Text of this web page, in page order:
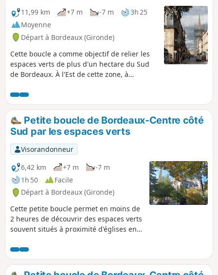
11,99 km
+7 m -7 m
3h 25
Moyenne
Départ à Bordeaux (Gironde)
Cette boucle a comme objectif de relier les
espaces verts de plus d'un hectare du Sud
de Bordeaux. À l'Est de cette zone, à
majorité de quartiers populaires souvent en
rénovation avec des espaces verts ouverts
en permanence. À l'Ouest de la boucle se
trouvent des quartiers plus favorisés avec
des espaces verts bien entretenus et fermés
la nuit.Il est possible de raccourcir la boucle
au niveau de la Rue Pelleport, presque au
milieu de la boucle.Randonnée faisable en
vélo en faisant attention aux piétons et aux
voitures.
Petite boucle de Bordeaux-Centre côté
Sud par les espaces verts
Visorandonneur
6,42 km
+7 m
-7 m
1h 50
Facile
Départ à Bordeaux (Gironde)
Cette petite boucle permet en moins de
2 heures de découvrir des espaces verts
souvent situés à proximité d'églises en
routière. Il s'agit d'un secteur assez
privilégié avec de nombreux petits
squares bien entretenus. Balade